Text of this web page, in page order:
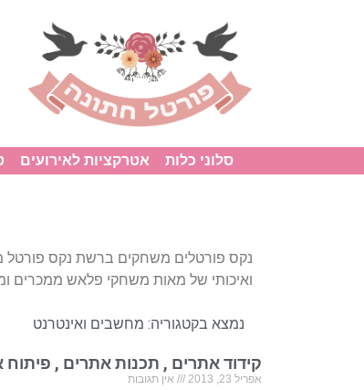
סלוני כלות אטרקציות לאירועים
נקס פורטלים משחקים ברשת נקס
ואיכותי של מאות משחקי פלאש ממכרים
נמצא בקטגוריה: מחשבים ואינטרנט
קידוד אתרים , תכנות אתרים , פיתוח
אפריל 23, 2013 אין תגובות